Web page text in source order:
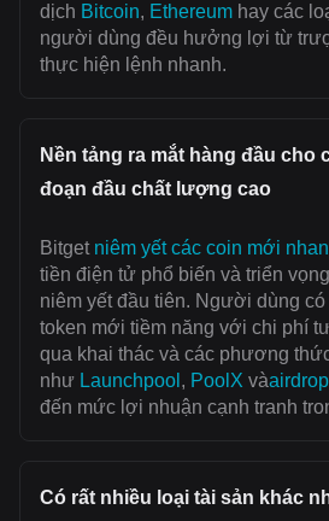
dịch Bitcoin, Ethereum hay các
người dùng đều hưởng lợi từ
thực hiện lệnh nhanh.
Nền tảng ra mắt hàng đầu cho
đoạn đầu chất lượng cao
Bitget niêm yết các coin mới
tiền điện tử phổ biến và triển
niêm yết đầu tiên. Người dùng
token mới tiềm năng với chi phí
qua khai thác và các phương
như Launchpool , PoolX và
đến mức lợi nhuận cạnh tranh
Có rất nhiều loại tài sản khác